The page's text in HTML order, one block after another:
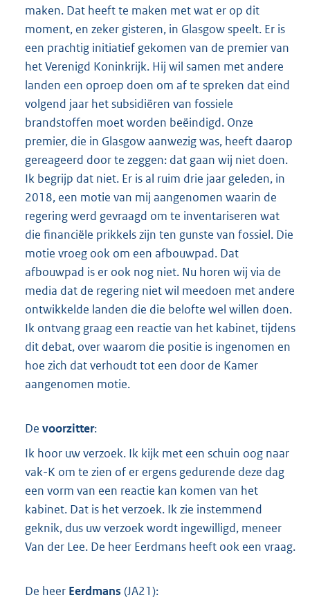
maken. Dat heeft te maken met wat er op dit
moment, en zeker gisteren, in Glasgow speelt. Er is
een prachtig initiatief gekomen van de premier van
het Verenigd Koninkrijk. Hij wil samen met andere
landen een oproep doen om af te spreken dat eind
volgend jaar het subsidiëren van fossiele
brandstoffen moet worden beëindigd. Onze
premier, die in Glasgow aanwezig was, heeft daarop
gereageerd door te zeggen: dat gaan wij niet doen.
Ik begrijp dat niet. Er is al ruim drie jaar geleden, in
2018, een motie van mij aangenomen waarin de
regering werd gevraagd om te inventariseren wat
die financiële prikkels zijn ten gunste van fossiel. Die
motie vroeg ook om een afbouwpad. Dat
afbouwpad is er ook nog niet. Nu horen wij via de
media dat de regering niet wil meedoen met andere
ontwikkelde landen die die belofte wel willen doen.
Ik ontvang graag een reactie van het kabinet, tijdens
dit debat, over waarom die positie is ingenomen en
hoe zich dat verhoudt tot een door de Kamer
aangenomen motie.
De voorzitter:
Ik hoor uw verzoek. Ik kijk met een schuin oog naar
vak-K om te zien of er ergens gedurende deze dag
een vorm van een reactie kan komen van het
kabinet. Dat is het verzoek. Ik zie instemmend
geknik, dus uw verzoek wordt ingewilligd, meneer
Van der Lee. De heer Eerdmans heeft ook een vraag.
De heer Eerdmans (JA21):